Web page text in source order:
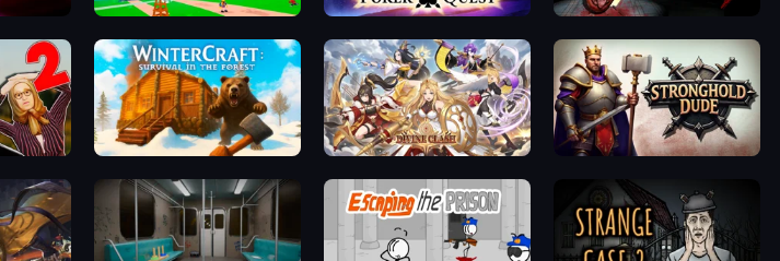
Obby Memes Grow Fruits Poker Quest 911: Prey
WinterCraft: Survival in the Forest Divine Clash Stronghold Dude